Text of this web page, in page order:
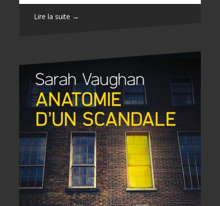
Lire la suite →